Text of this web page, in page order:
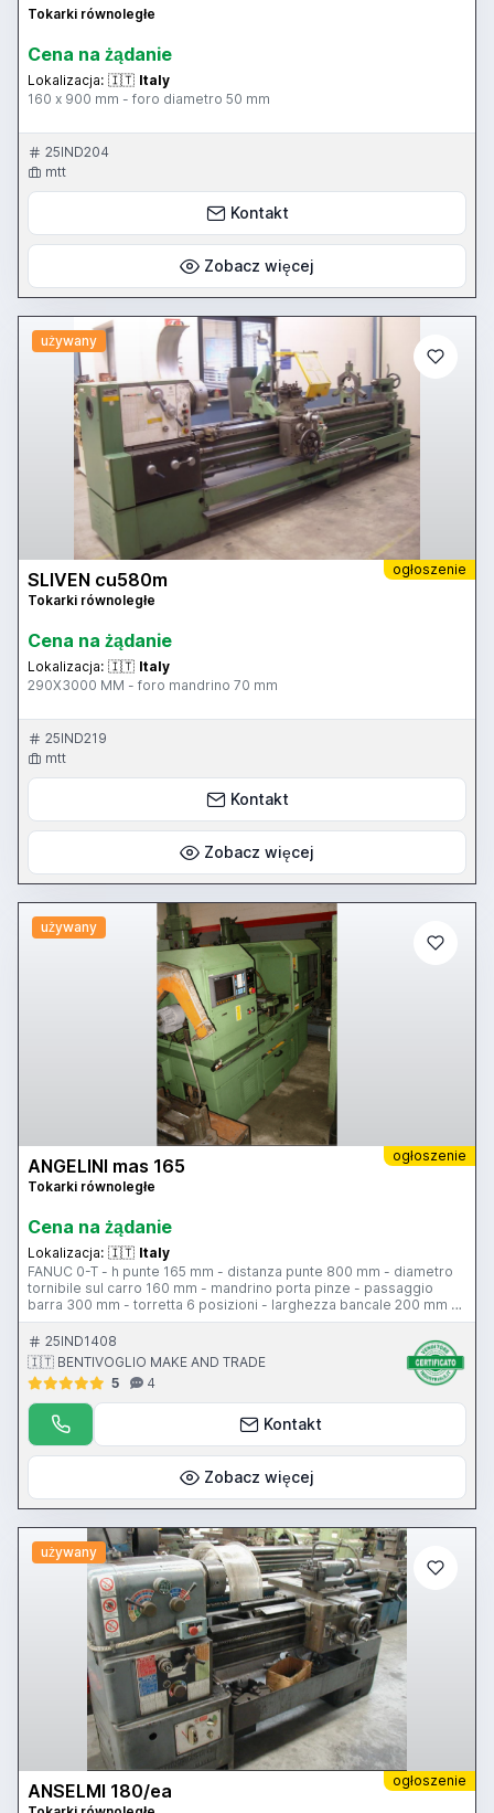
Tokarki równoległe
Cena na żądanie
Lokalizacja: 🇮🇹 Italy
160 x 900 mm - foro diametro 50 mm
25IND204
mtt
Kontakt
Zobacz więcej
używany
ogłoszenie
SLIVEN cu580m
Tokarki równoległe
Cena na żądanie
Lokalizacja: 🇮🇹 Italy
290X3000 MM - foro mandrino 70 mm
25IND219
mtt
Kontakt
Zobacz więcej
używany
ogłoszenie
ANGELINI mas 165
Tokarki równoległe
Cena na żądanie
Lokalizacja: 🇮🇹 Italy
FANUC 0-T - h punte 165 mm - distanza punte 800 mm - diametro
tornibile sul carro 160 mm - mandrino porta pinze - passaggio
barra 300 mm - torretta 6 posizioni - larghezza bancale 200 mm -
protezione antinfortunistica
25IND1408
🇮🇹 BENTIVOGLIO MAKE AND TRADE
5
4
Kontakt
Zobacz więcej
używany
ogłoszenie
ANSELMI 180/ea